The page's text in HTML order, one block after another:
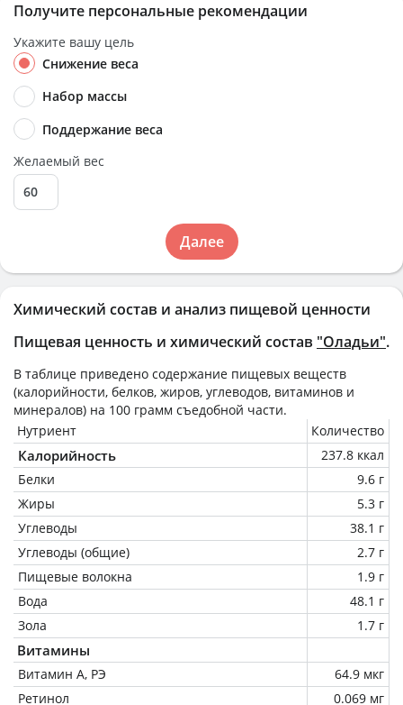
Химический состав и анализ пищевой ценности
Пищевая ценность и химический состав "Оладьи".
В таблице приведено содержание пищевых веществ
(калорийности, белков, жиров, углеводов, витаминов и
минералов) на 100 грамм съедобной части.
Нутриент
Количество
Калорийность
237.8 ккал
Белки
9.6 г
Жиры
5.3 г
Углеводы
38.1 г
Углеводы (общие)
2.7 г
Пищевые волокна
1.9 г
Вода
48.1 г
Зола
1.7 г
Витамины
Витамин А, РЭ
64.9 мкг
Ретинол
0.069 мг
Получите персональные рекомендации
Укажите вашу цель
Снижение веса
Набор массы
Поддержание веса
Желаемый вес
Далее